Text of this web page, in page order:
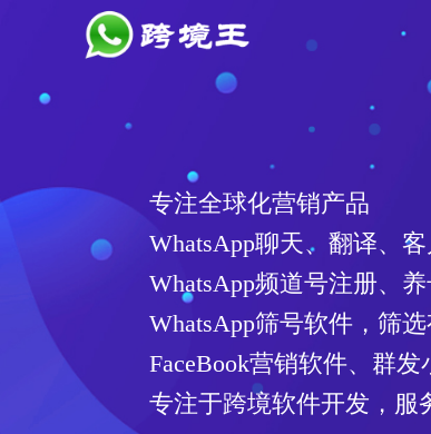
专注全球化营销产品
WhatsApp聊天、翻译、
WhatsApp频道号注册、
WhatsApp筛号软件，筛
FaceBook营销软件、群
专注于跨境软件开发，服